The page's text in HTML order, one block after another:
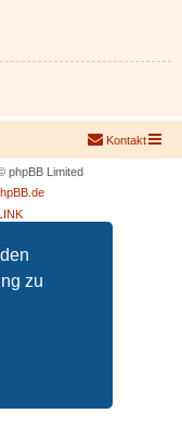
zu
Kontakt
phpBB Limited